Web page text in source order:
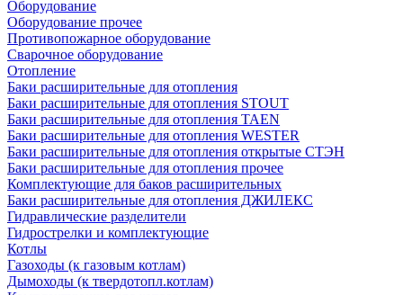
Оборудование
Оборудование прочее
Противопожарное оборудование
Сварочное оборудование
Отопление
Баки расширительные для отопления
Баки расширительные для отопления STOUT
Баки расширительные для отопления TAEN
Баки расширительные для отопления WESTER
Баки расширительные для отопления открытые СТЭН
Баки расширительные для отопления прочее
Комплектующие для баков расширительных
Баки расширительные для отопления ДЖИЛЕКС
Гидравлические разделители
Гидрострелки и комплектующие
Котлы
Газоходы (к газовым котлам)
Дымоходы (к твердотопл.котлам)